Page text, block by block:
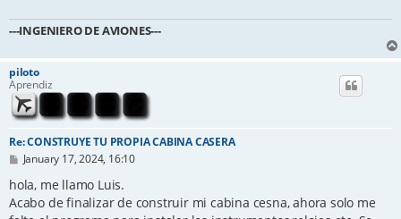
---INGENIERO DE AVIONES---
piloto
Aprendiz
Re: CONSTRUYE TU PROPIA CABINA CASERA
P
s
January 17, 2024, 16:10
hola, me llamo Luis.
Acabo de finalizar de construir mi cabina cesna, ahora solo me